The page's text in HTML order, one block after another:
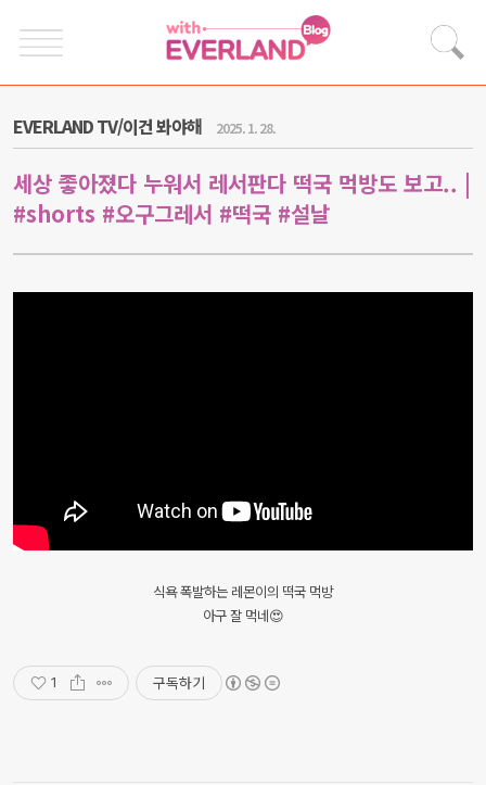
EVERLAND TV/이건 봐야해 2025. 1. 28.
세상 좋아졌다 누워서 레서판다 떡국 먹방도 보고.. |
#shorts #오구그레서 #떡국 #설날
식욕 폭발하는 레몬이의 떡국 먹방
아구 잘 먹네😍
1 구독하기